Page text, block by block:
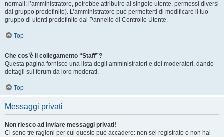
normali; l’amministratore, potrebbe attribuire al singolo utente, permessi diversi
dal gruppo predefinito). L’amministratore può permetterti di modificare il tuo
gruppo di utenti predefinito dal Pannello di Controllo Utente.
Top
Che cos’è il collegamento “Staff”?
Questa pagina fornisce una lista degli amministratori e dei moderatori, dando
dettagli sui forum da loro moderati.
Top
Messaggi privati
Non riesco ad inviare messaggi privati!
Ci sono tre ragioni per cui questo può accadere: non sei registrato o non hai